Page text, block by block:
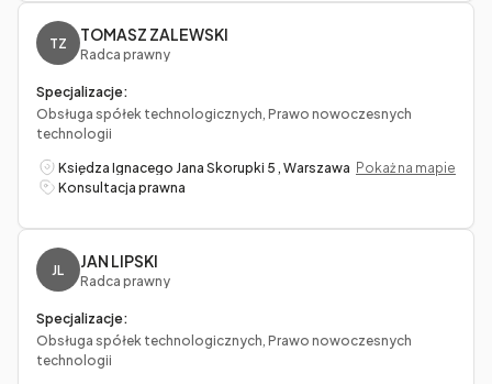
TZ TOMASZ ZALEWSKI
Radca prawny
Specjalizacje:
Obsługa spółek technologicznych, Prawo nowoczesnych
technologii
Księdza Ignacego Jana Skorupki 5 , Warszawa Pokaż na mapie
Konsultacja prawna
JL JAN LIPSKI
Radca prawny
Specjalizacje:
Obsługa spółek technologicznych, Prawo nowoczesnych
technologii